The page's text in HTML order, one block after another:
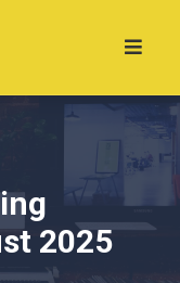
2025